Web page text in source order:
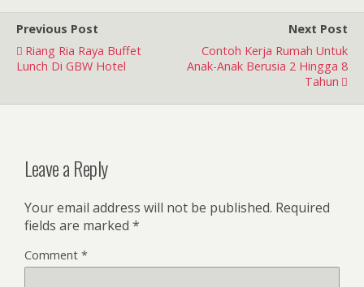
Previous Post
Riang Ria Raya Buffet
Lunch Di GBW Hotel
Next Post
Contoh Kerja Rumah Untuk
Anak-Anak Berusia 2 Hingga 8
Tahun
Leave a Reply
Your email address will not be published. Required
fields are marked *
Comment *